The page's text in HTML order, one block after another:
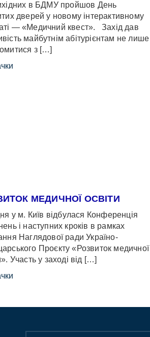
в БДМУ пройшов День
дверей у новому інтерактивному
— «Медичний квест». Захід дав
майбутнім абітурієнтам не лише
з […]
МЕДИЧНОЇ ОСВІТИ
у м. Київ відбулася Конференція
і наступних кроків в рамках
Наглядової ради Україно-
Проєкту «Розвиток медичної
Участь у заході від […]